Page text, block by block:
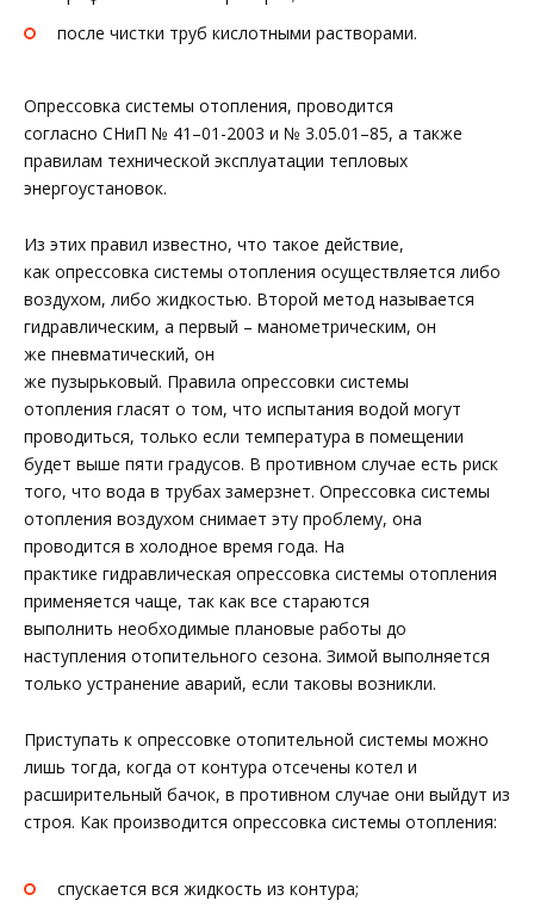
после чистки труб кислотными растворами.
Опрессовка системы отопления, проводится
согласно СНиП № 41–01-2003 и № 3.05.01–85, а также
правилам технической эксплуатации тепловых
энергоустановок.
Из этих правил известно, что такое действие,
как опрессовка системы отопления осуществляется либо
воздухом, либо жидкостью. Второй метод называется
гидравлическим, а первый – манометрическим, он
же пневматический, он
же пузырьковый. Правила опрессовки системы
отопления гласят о том, что испытания водой могут
проводиться, только если температура в помещении
будет выше пяти градусов. В противном случае есть риск
того, что вода в трубах замерзнет. Опрессовка системы
отопления воздухом снимает эту проблему, она
проводится в холодное время года. На
практике гидравлическая опрессовка системы отопления
применяется чаще, так как все стараются
выполнить необходимые плановые работы до
наступления отопительного сезона. Зимой выполняется
только устранение аварий, если таковы возникли.
Приступать к опрессовке отопительной системы можно
лишь тогда, когда от контура отсечены котел и
расширительный бачок, в противном случае они выйдут из
строя. Как производится опрессовка системы отопления:
спускается вся жидкость из контура;